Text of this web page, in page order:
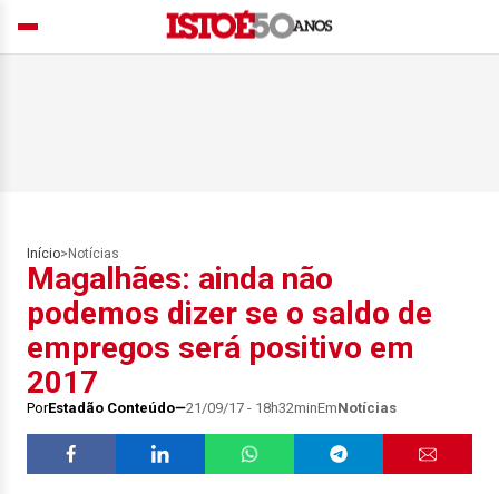
Início> Notícias
Magalhães: ainda não
podemos dizer se o saldo de
empregos será positivo em
2017
PorEstadão Conteúdo 21/09/17 - 18h32minEmNotícias